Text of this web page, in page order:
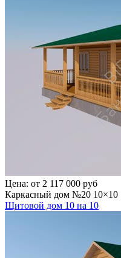
Цена: от 2 117 000 руб
Каркасный дом №20 10×10
Щитовой дом 10 на 10